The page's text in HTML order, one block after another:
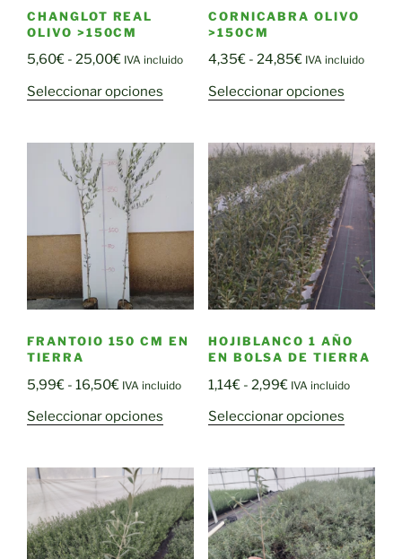
CHANGLOT REAL
OLIVO >150CM
5,60€ - 25,00€Rango
precios:
5,60€
hasta
25,00€
IVA incluido
Seleccionar opciones
múltiples
variantes.
opciones
pueden
elegir
en
página
producto
CORNICABRA OLIVO
>150CM
4,35€ - 24,85€Rango
precios:
4,35€
hasta
24,85€
IVA incluido
Seleccionar opcionesEste
Las
opciones
se
pueden
elegir
en
página
producto
FRANTOIO 150 CM EN
TIERRA
5,99€ - 16,50€Rango
precios:
5,99€
hasta
16,50€
IVA incluido
Seleccionar opciones
múltiples
variantes.
Las
opciones
HOJIBLANCO 1 AÑO
EN BOLSA DE TIERRA
1,14€ - 2,99€Rango
precios:
1,14€
hasta
2,99€
IVA incluido
Seleccionar opcionesEste
Las
opciones